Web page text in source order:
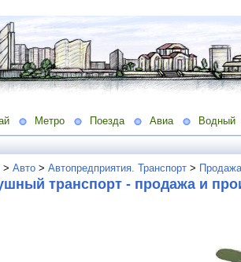
Метро Поезда Авиа Водный
> Авто > Автопредприятия. Транспорт >
транспорт - продажа и